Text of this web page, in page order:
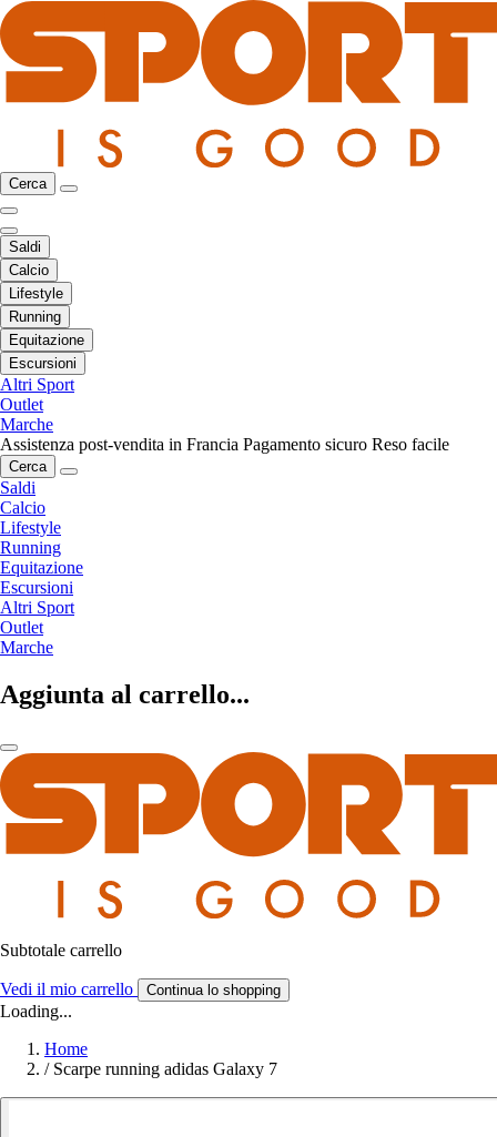
Cerca
Saldi
Calcio
Lifestyle
Running
Equitazione
Escursioni
Altri Sport
Outlet
Marche
Assistenza post-vendita in Francia Pagamento sicuro Reso facile
Cerca
Saldi
Calcio
Lifestyle
Running
Equitazione
Escursioni
Altri Sport
Outlet
Marche
Aggiunta al carrello...
Subtotale carrello
Vedi il mio carrello Continua lo shopping
Loading...
Home
/ Scarpe running adidas Galaxy 7